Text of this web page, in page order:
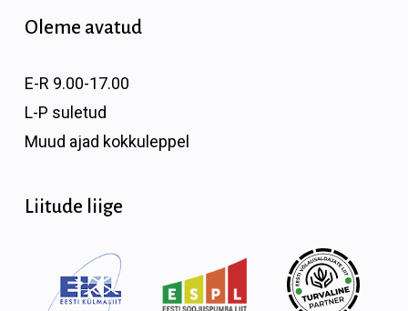
Oleme avatud
E-R 9.00-17.00
L-P suletud
Muud ajad kokkuleppel
Liitude liige